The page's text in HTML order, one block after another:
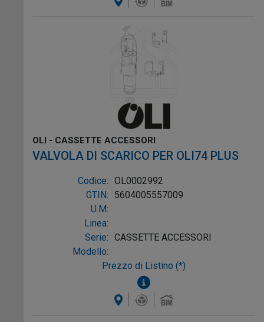
OLI - CASSETTE ACCESSORI
VALVOLA DI SCARICO PER OLI74 PLUS
Codice: OL0002992
GTIN:
5604005557009
U.M:
Linea:
Serie: CASSETTE ACCESSORI
Modello:
Prezzo di Listino (*)